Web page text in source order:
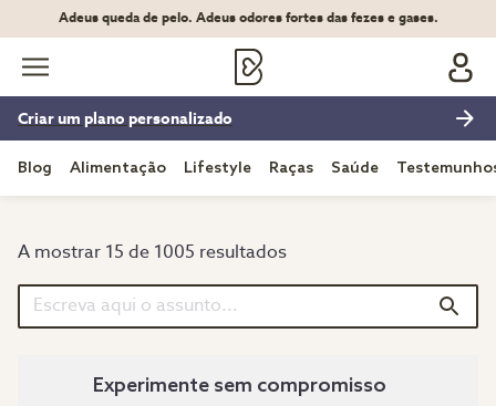
Adeus queda de pelo. Adeus odores fortes das fezes e gases.
Criar um plano personalizado
Blog Alimentação Lifestyle Raças Saúde
A mostrar 15 de 1005 resultados
Experimente sem compromisso